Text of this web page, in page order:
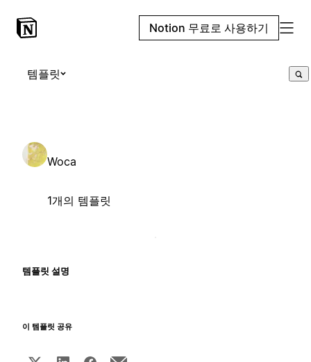
Notion 무료로 사용하기
템플릿
Woca
1개의 템플릿
템플릿 설명
이 템플릿 공유